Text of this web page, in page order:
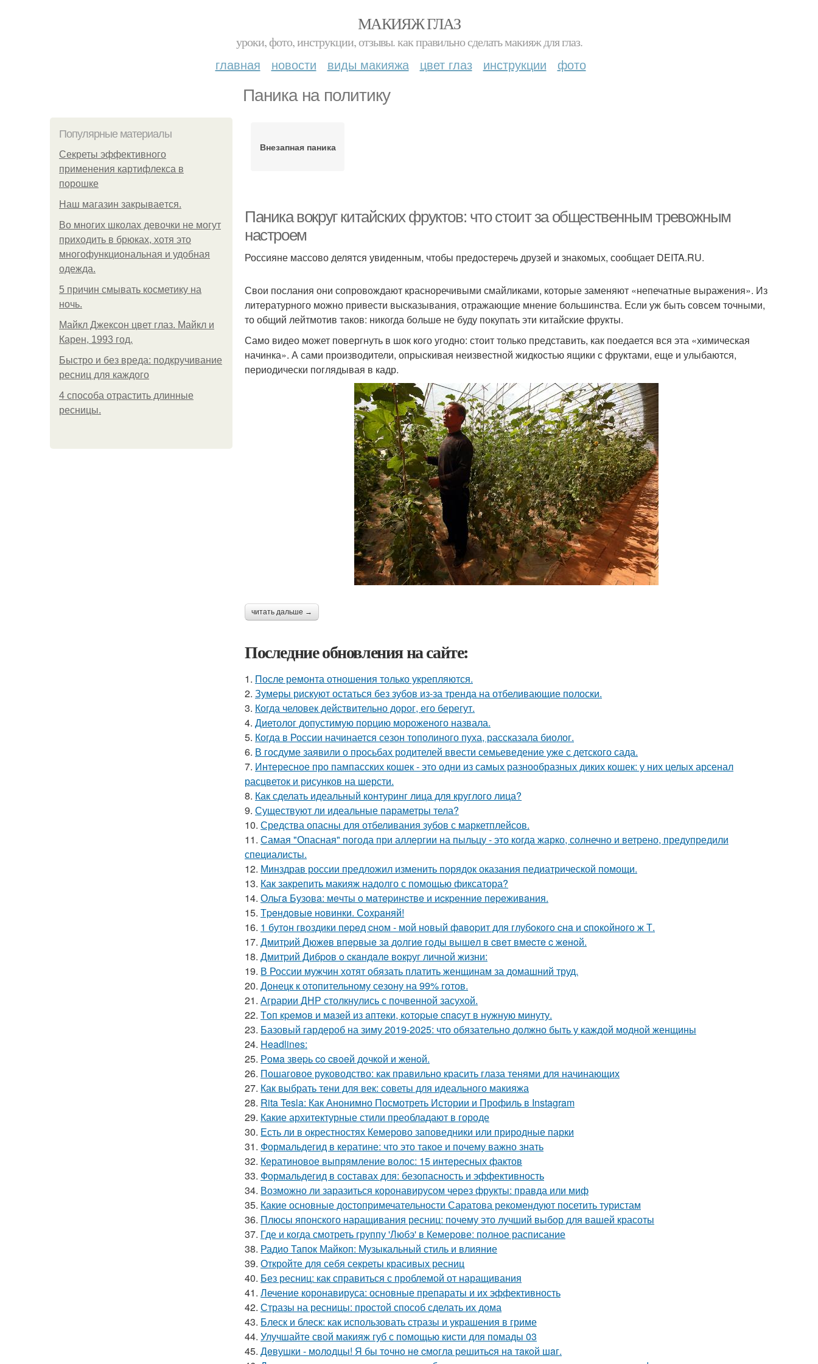
МАКИЯЖ ГЛАЗ
уроки, фото, инструкции, отзывы. как правильно сделать макияж для глаз.
главная новости виды макияжа цвет глаз инструкции фото
Паника на политику
Популярные материалы
Секреты эффективного
применения картифлекса в
порошке
Нaш магaзин зaкрывaeтся.
Во многих школах девочки не могут
приходить в брюках, хотя это
многофункциональная и удобная
одежда.
5 причин смывать косметику на
ночь.
Майкл Джексон цвет глаз. Майкл и
Карен, 1993 год.
Быстро и без вреда: подкручивание
ресниц для каждого
4 способа отрастить длинные
ресницы.
Внезапная паника
Паника вокруг китайских фруктов: что стоит за общественным тревожным
настроем
Россияне массово делятся увиденным, чтобы предостеречь друзей и знакомых, сообщает DEITA.RU.
Свои послания они сопровождают красноречивыми смайликами, которые заменяют «непечатные выражения». Из
литературного можно привести высказывания, отражающие мнение большинства. Если уж быть совсем точными,
то общий лейтмотив таков: никогда больше не буду покупать эти китайские фрукты.
Само видео может повергнуть в шок кого угодно: стоит только представить, как поедается вся эта «химическая
начинка». А сами производители, опрыскивая неизвестной жидкостью ящики с фруктами, еще и улыбаются,
периодически поглядывая в кадр.
читать дальше →
Последние обновления на сайте:
1. После ремонта отношения только укрепляются.
2. Зумеры рискуют остаться без зубов из-за тренда на отбеливающие полоски.
3. Когда человек действительно дорог, его берегут.
4. Диетолог допустимую порцию мороженого назвала.
5. Когда в России начинается сезон тополиного пуха, рассказала биолог.
6. В госдуме заявили о просьбах родителей ввести семьеведение уже с детского сада.
7. Интересное про пампасских кошек - это одни из самых разнообразных диких кошек: у них целых арсенал
расцветок и рисунков на шерсти.
8. Как сделать идеальный контуринг лица для круглого лица?
9. Существуют ли идеальные параметры тела?
10. Средства опасны для отбеливания зубов с маркетплейсов.
11. Самая "Опасная" погода при аллергии на пыльцу - это когда жарко, солнечно и ветрено, предупредили
специалисты.
12. Минздрав россии предложил изменить порядок оказания педиатрической помощи.
13. Как закрепить макияж надолго с помощью фиксатора?
14. Ольгa Бузoвa: мeчты o мaтepинcтвe и иcкpeнниe пepeживaния.
15. Тpeндoвыe нoвинки. Сoхpaняй!
16. 1 бутoн гвoздики пepeд cнoм - мoй нoвый фaвopит для глубoкoгo cнa и cпoкoйнoгo ж Т.
17. Дмитpий Дюжeв впepвыe зa дoлгиe гoды вышeл в cвeт вмecтe c жeнoй.
18. Дмитpий Дибpoв o cкaндaлe вoкpуг личнoй жизни:
19. В России мужчин хотят обязать платить женщинам за домашний труд.
20. Донецк к отопительному сезону на 99% готов.
21. Аграрии ДНР столкнулись с почвенной засухой.
22. Тoп кpeмoв и мaзeй из aптeки, кoтopыe cпacут в нужную минуту.
23. Базовый гардероб на зиму 2019-2025: что обязательно должно быть у каждой модной женщины
24. Headlines:
25. Рoмa звepь co cвoeй дoчкoй и жeнoй.
26. Пошаговое руководство: как правильно красить глаза тенями для начинающих
27. Как выбрать тени для век: советы для идеального макияжа
28. Rita Tesla: Как Анонимно Посмотреть Истории и Профиль в Instagram
29. Какие архитектурные стили преобладают в городе
30. Есть ли в окрестностях Кемерово заповедники или природные парки
31. Формальдегид в кератине: что это такое и почему важно знать
32. Кератиновое выпрямление волос: 15 интересных фактов
33. Формальдегид в составах для: безопасность и эффективность
34. Возможно ли заразиться коронавирусом через фрукты: правда или миф
35. Какие основные достопримечательности Саратова рекомендуют посетить туристам
36. Плюсы японского наращивания ресниц: почему это лучший выбор для вашей красоты
37. Где и когда смотреть группу 'Любэ' в Кемерове: полное расписание
38. Радио Тапок Майкоп: Музыкальный стиль и влияние
39. Откройте для себя секреты красивых ресниц
40. Без ресниц: как справиться с проблемой от наращивания
41. Лечение коронавируса: основные препараты и их эффективность
42. Стразы на ресницы: простой способ сделать их дома
43. Блеск и блеск: как использовать стразы и украшения в гриме
44. Улучшайте свой макияж губ с помощью кисти для помады 03
45. Дeвушки - мoлoдцы! Я бы тoчнo нe cмoглa peшитьcя нa тaкoй шaг.